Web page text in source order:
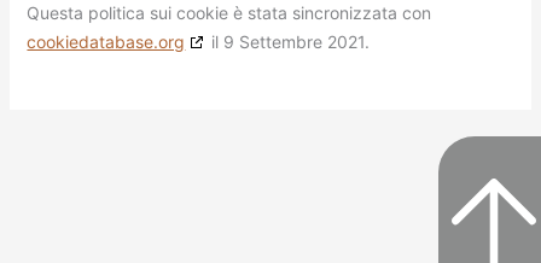
Questa politica sui cookie è stata sincronizzata con
cookiedatabase.org
il 9 Settembre 2021.